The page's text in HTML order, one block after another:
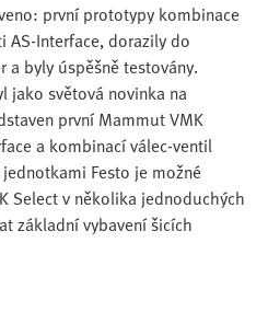
první prototypy kombinace
Interface, dorazily do
a byly úspěšně testovány.
jako světová novinka na
první Mammut VMK
a kombinací válec-ventil
Festo je možné
Select v několika jednoduchých
základní vybavení šicích